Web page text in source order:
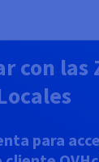
con las
para